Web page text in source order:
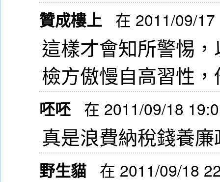
贊成樓上 在 2011/09/
這樣才會知所警惕
檢方傲慢自高習性
呸呸 在 2011/09/18
真是浪費納稅錢養
野生貓 在 2011/09/18